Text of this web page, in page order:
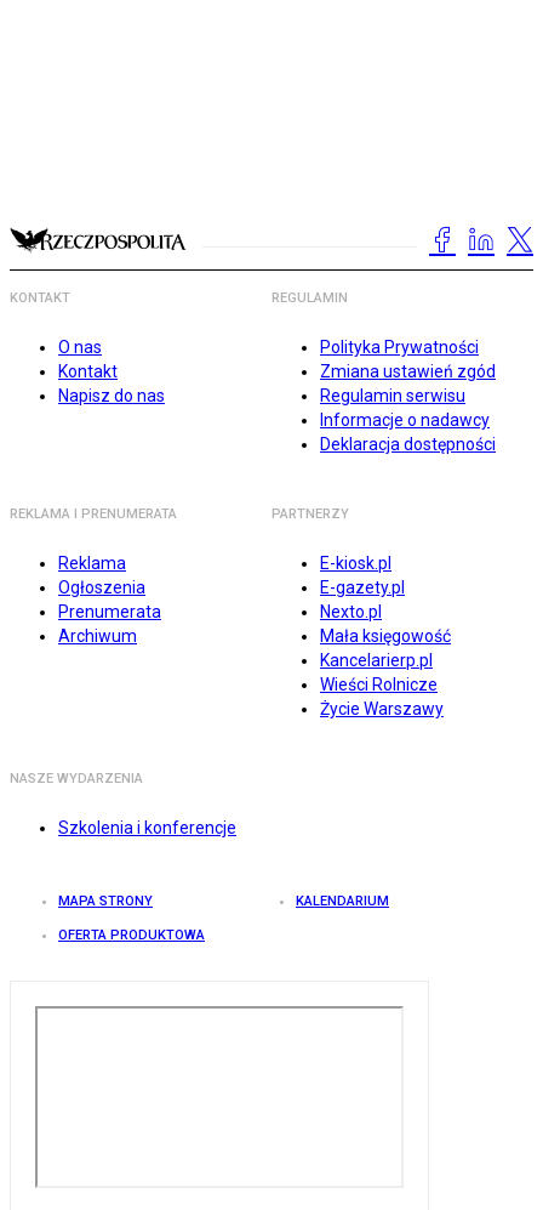
KONTAKT
O nas
Kontakt
Napisz do nas
REGULAMIN
Polityka Prywatności
Zmiana ustawień zgód
Regulamin serwisu
Informacje o nadawcy
Deklaracja dostępności
REKLAMA I PRENUMERATA
Reklama
Ogłoszenia
Prenumerata
Archiwum
PARTNERZY
E-kiosk.pl
E-gazety.pl
Nexto.pl
Mała księgowość
Kancelarierp.pl
Wieści Rolnicze
Życie Warszawy
NASZE WYDARZENIA
Szkolenia i konferencje
MAPA STRONY KALENDARIUM
OFERTA PRODUKTOWA